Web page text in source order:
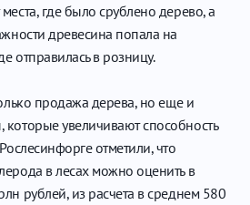
где было срублено дерево, а
древесина попала на
отправилась в розницу.
продажа дерева, но еще и
которые увеличивают способность
отметили, что
в лесах можно оценить в
рублей, из расчета в среднем 580